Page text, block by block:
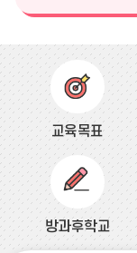
08.10
여름방학
08.11
여름방학
08.12
여름방학
08.13
여름방학
08.14
여름방학
08.15
여름방학
08.15
광복절
08.15
광복절
바
로
가
기
교육목표
방과후학교